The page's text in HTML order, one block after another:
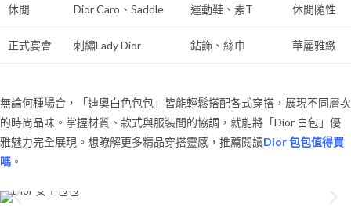
休閒 Dior Caro、Saddle 運動鞋、素T 休閒隨性
正式宴會 刺繡Lady Dior 鉆飾、絲巾 華麗雅緻
無論何種場合，「迪奧白色包包」皆能輕鬆搭配各式穿搭，展現不同層次
的時尚品味。掌握材質、款式與服裝間的協調，就能將「Dior 白包」優
雅魅力完全展現。想瞭解更多精品穿搭靈感，推薦閱讀Dior 包包值得買
嗎 。